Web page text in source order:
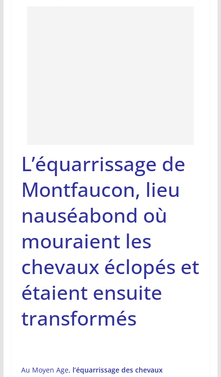
L’équarrissage de
Montfaucon, lieu
nauséabond où
mouraient les
chevaux éclopés et
étaient ensuite
transformés
Au Moyen Age, l’équarrissage des chevaux